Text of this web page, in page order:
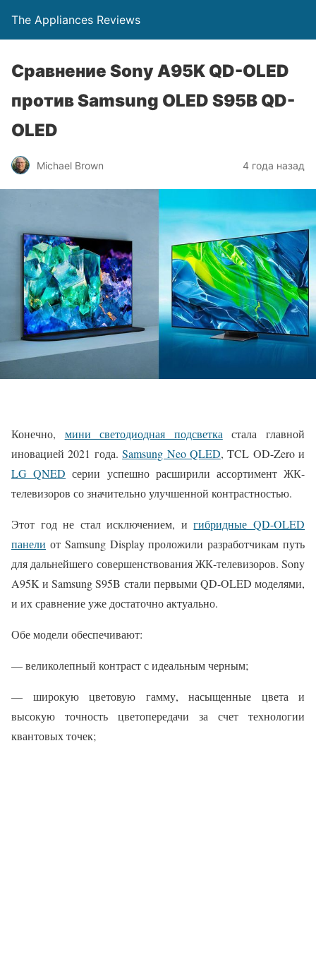
The Appliances Reviews
Сравнение Sony A95K QD-OLED
против Samsung OLED S95B QD-
OLED
Michael Brown 4 года назад
Конечно, мини светодиодная подсветка стала главной
иновацией 2021 года.Samsung Neo QLED, TCL OD-Zero и
LG QNED серии успешно расширили ассортимент ЖК-
телевизоров со значительно улучшенной контрастностью.
Этот год не стал исключением, игибридные QD-OLED
панели от Samsung Display проложили разработчикам путь
для дальнейшего совершенствования ЖК-телевизоров. Sony
A95K и Samsung S95B стали первыми QD-OLED моделями,
и их сравнение уже достаточно актуально.
Обе модели обеспечивают:
— великолепный контраст с идеальным черным;
— широкую цветовую гамму, насыщенные цвета и
высокую точность цветопередачи за счет технологии
квантовых точек;